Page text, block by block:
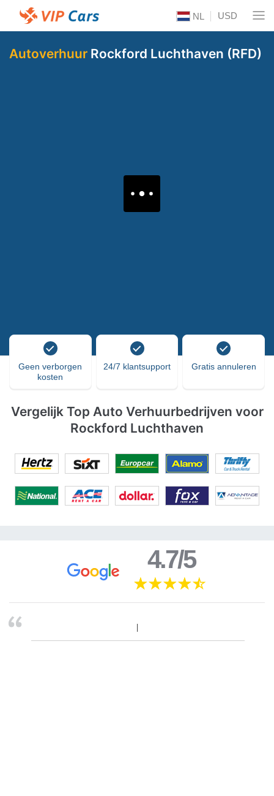
NL USD
Autoverhuur Rockford Luchthaven (RFD)
Geen verborgen
kosten
24/7 klantsupport Gratis annuleren
Vergelijk Top Auto Verhuurbedrijven voor
Rockford Luchthaven
4.7/5